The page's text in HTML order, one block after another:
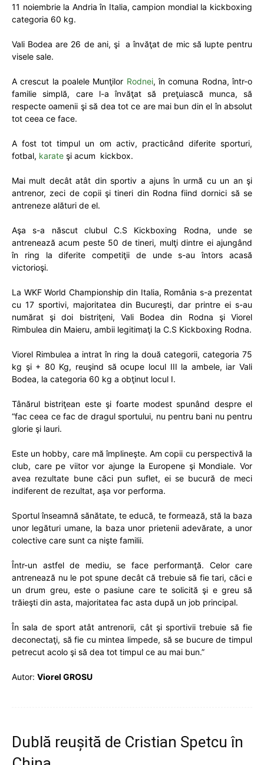
11 noiembrie la Andria în Italia, campion mondial la kickboxing
categoria 60 kg.
Vali Bodea are 26 de ani, şi a învăţat de mic să lupte pentru
visele sale.
A crescut la poalele Munţilor Rodnei, în comuna Rodna, într-o
familie simplă, care l-a învăţat să preţuiască munca, să
respecte oamenii şi să dea tot ce are mai bun din el în absolut
tot ceea ce face.
A fost tot timpul un om activ, practicând diferite sporturi,
fotbal, karate şi acum kickbox.
Mai mult decât atât din sportiv a ajuns în urmă cu un an şi
antrenor, zeci de copii şi tineri din Rodna fiind dornici să se
antreneze alături de el.
Aşa s-a născut clubul C.S Kickboxing Rodna, unde se
antrenează acum peste 50 de tineri, mulţi dintre ei ajungând
în ring la diferite competiţii de unde s-au întors acasă
victorioşi.
La WKF World Championship din Italia, România s-a prezentat
cu 17 sportivi, majoritatea din Bucureşti, dar printre ei s-au
numărat şi doi bistriţeni, Vali Bodea din Rodna şi Viorel
Rimbulea din Maieru, ambii legitimaţi la C.S Kickboxing Rodna.
Viorel Rimbulea a intrat în ring la două categorii, categoria 75
kg şi + 80 Kg, reuşind să ocupe locul III la ambele, iar Vali
Bodea, la categoria 60 kg a obţinut locul I.
Tânărul bistriţean este şi foarte modest spunând despre el
“fac ceea ce fac de dragul sportului, nu pentru bani nu pentru
glorie şi lauri.
Este un hobby, care mă împlineşte. Am copii cu perspectivă la
club, care pe viitor vor ajunge la Europene şi Mondiale. Vor
avea rezultate bune căci pun suflet, ei se bucură de meci
indiferent de rezultat, aşa vor performa.
Sportul înseamnă sănătate, te educă, te formează, stă la baza
unor legături umane, la baza unor prietenii adevărate, a unor
colective care sunt ca nişte familii.
Într-un astfel de mediu, se face performanţă. Celor care
antrenează nu le pot spune decât că trebuie să fie tari, căci e
un drum greu, este o pasiune care te solicită şi e greu să
trăieşti din asta, majoritatea fac asta după un job principal.
În sala de sport atât antrenorii, cât şi sportivii trebuie să fie
deconectaţi, să fie cu mintea limpede, să se bucure de timpul
petrecut acolo şi să dea tot timpul ce au mai bun.”
Autor: Viorel GROSU
Dublă reușită de Cristian Spetcu în